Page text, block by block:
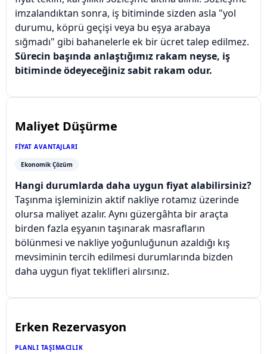
imzalandıktan sonra, iş bitiminde sizden asla "yol
durumu, köprü geçişi veya bu eşya arabaya
sığmadı" gibi bahanelerle ek bir ücret talep edilmez.
Sürecin başında anlaştığımız rakam neyse, iş
bitiminde ödeyeceğiniz sabit rakam odur.
Maliyet Düşürme
FIYAT AVANTAJLARI
Ekonomik Çözüm
Hangi durumlarda daha uygun fiyat alabilirsiniz?
Taşınma işleminizin aktif nakliye rotamız üzerinde
olursa maliyet azalır. Aynı güzergâhta bir araçta
birden fazla eşyanın taşınarak masrafların
bölünmesi ve nakliye yoğunluğunun azaldığı kış
mevsiminin tercih edilmesi durumlarında bizden
daha uygun fiyat teklifleri alırsınız.
Erken Rezervasyon
PLANLI TAŞIMACILIK